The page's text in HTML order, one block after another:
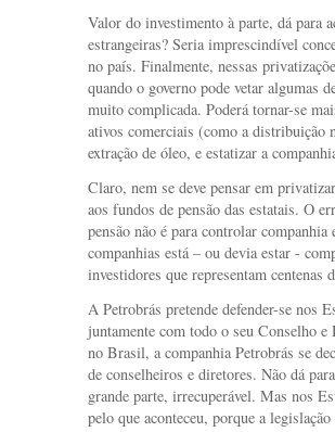
Valor do investimento à parte, dá para
estrangeiras? Seria imprescindível
no país. Finalmente, nessas
quando o governo pode vetar algumas
muito complicada. Poderá tornar-se
ativos comerciais (como a distribuição
extração de óleo, e estatizar a
Claro, nem se deve pensar em
aos fundos de pensão das estatais. O
pensão não é para controlar
companhias está – ou devia estar -
investidores que representam centenas
A Petrobrás pretende defender-se nos
juntamente com todo o seu Conselho
no Brasil, a companhia Petrobrás se
de conselheiros e diretores. Não dá
grande parte, irrecuperável. Mas nos
pelo que aconteceu, porque a